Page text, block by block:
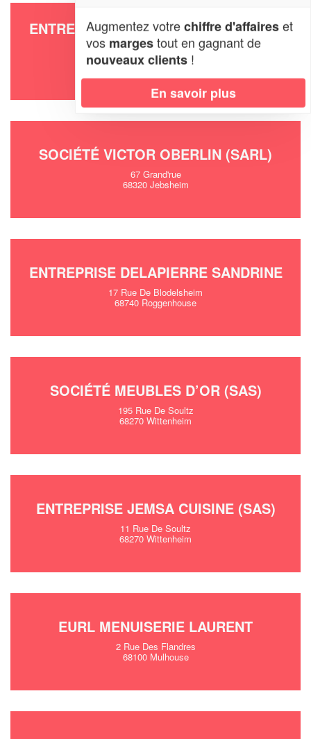
ENTREPRISE CONCEPT ET CREATION
(SARL)
74 Rue D'ensisheim
SOCIÉTÉ VICTOR OBERLIN (SARL)
67 Grand'rue
68320 Jebsheim
ENTREPRISE DELAPIERRE SANDRINE
17 Rue De Blodelsheim
68740 Roggenhouse
SOCIÉTÉ MEUBLES D’OR (SAS)
195 Rue De Soultz
68270 Wittenheim
ENTREPRISE JEMSA CUISINE (SAS)
11 Rue De Soultz
68270 Wittenheim
EURL MENUISERIE LAURENT
2 Rue Des Flandres
68100 Mulhouse
Augmentez votrechiffre d'affaireset
vos margestout en gagnant de
nouveaux clients !
En savoir plus